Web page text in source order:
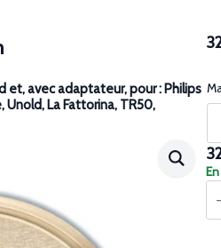
et, avec adaptateur, pour : Philips
Unold, La Fattorina, TR50,
de
en